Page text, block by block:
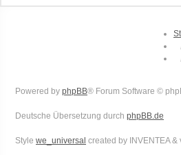
Powered by phpBB® Forum Software ©
Deutsche Übersetzung durch phpBB.de
Style we_universal created by INVENTEA &